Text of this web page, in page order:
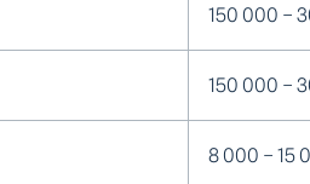
150 000 –
150 000 –
8 000 – 15